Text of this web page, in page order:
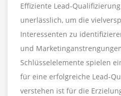
Effiziente Lead-
unerlässlich, um die
Interessenten zu
und
Schlüsselelemente spielen
für eine erfolgreiche Lead-
verstehen ist für die